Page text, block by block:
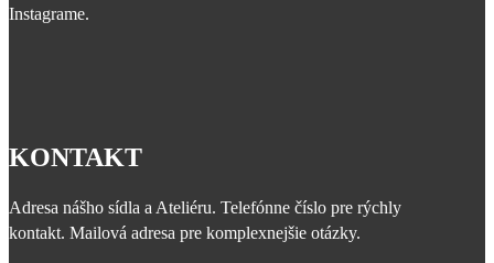
Instagrame.
KONTAKT
Adresa nášho sídla a Ateliéru. Telefónne číslo pre rýchly
kontakt. Mailová adresa pre komplexnejšie otázky.